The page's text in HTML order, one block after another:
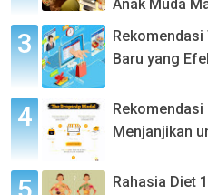
Anak Muda
Baru yang
Menjanjikan
Rahasia Diet